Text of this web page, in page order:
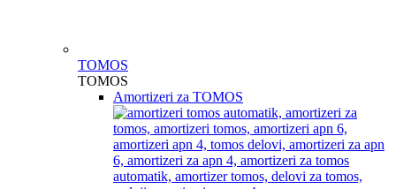
TOMOS
TOMOS
Amortizeri za TOMOS